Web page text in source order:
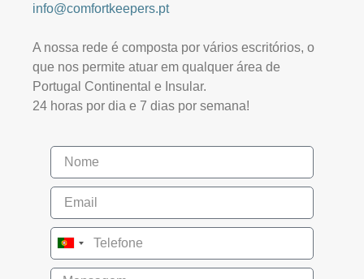
info@comfortkeepers.pt
A nossa rede é composta por vários escritórios, o
que nos permite atuar em qualquer área de
Portugal Continental e Insular.
24 horas por dia e 7 dias por semana!
Portugal
+351